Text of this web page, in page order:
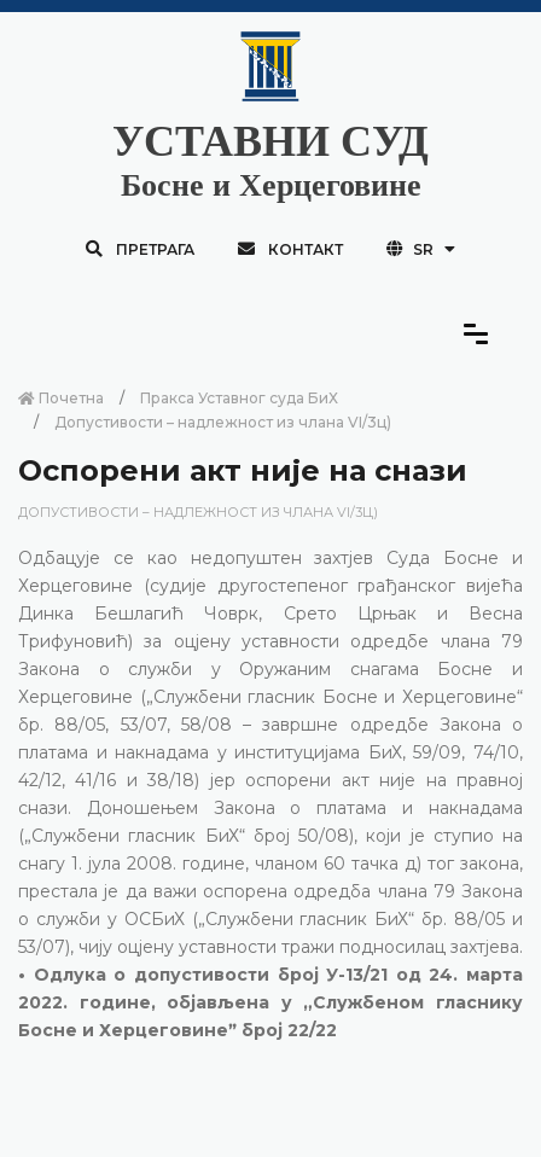
УСТАВНИ СУД
Босне и Херцеговине
ПРЕТРАГА КОНТАКТ SR
Почетна
Пракса Уставног суда БиХ
Допустивости – надлежност из члана VI/3ц)
Оспорени акт није на снази
ДОПУСТИВОСТИ – НАДЛЕЖНОСТ ИЗ ЧЛАНА VI/3Ц)
Одбацује се као недопуштен захтјев Суда Босне и
Херцеговине (судије другостепеног грађанског вијећа
Динка Бешлагић Човрк, Срето Црњак и Весна
Трифуновић) за оцјену уставности одредбе члана 79
Закона о служби у Оружаним снагама Босне и
Херцеговине („Службени гласник Босне и Херцеговине“
бр. 88/05, 53/07, 58/08 – завршне одредбе Закона о
платама и накнадама у институцијама БиХ, 59/09, 74/10,
42/12, 41/16 и 38/18) јер оспорени акт није на правној
снази. Доношењем Закона о платама и накнадама
(„Службени гласник БиХ“ број 50/08), који је ступио на
снагу 1. јула 2008. године, чланом 60 тачка д) тог закона,
престала је да важи оспорена одредба члана 79 Закона
о служби у ОСБиХ („Службени гласник БиХ“ бр. 88/05 и
53/07), чију оцјену уставности тражи подносилац захтјева.
• Одлука о допустивости број У-13/21 од 24. марта
2022. године, објављена у „Службеном гласнику
Босне и Херцеговинеˮ број 22/22